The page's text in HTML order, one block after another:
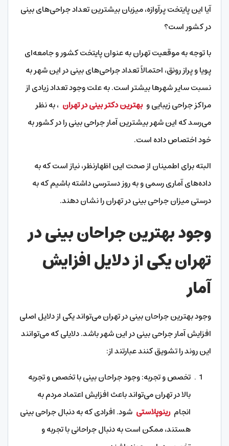
آیا این پایتخت پرآوازه، میزبان بیشترین تعداد جراحی‌های بینی
در کشور است؟
با توجه به موقعیت تهران به عنوان پایتخت کشور و جامعه‌ای
پویا و پراز رونق، احتمالاً تعداد جراحی‌های بینی در این شهر به
نسبت سایر شهرها بیشتر است. به علت وجود تعداد زیادی از
مراکز جراحی زیبایی وبهترین دکتر بینی در تهران ، به نظر
می‌رسد که این شهر بیشترین آمار جراحی بینی را در کشور به
خود اختصاص داده است.
البته برای اطمینان از صحت این اظهارنظر، نیاز است که به
داده‌های آماری رسمی و به روز دسترسی داشته باشیم که به
درستی میزان جراحی بینی در تهران را نشان دهند.
وجود بهترین جراحان بینی در
تهران یکی از دلایل افزایش
آمار
وجود بهترین جراحان بینی در تهران می‌تواند یکی از دلایل اصلی
افزایش آمار جراحی بینی در این شهر باشد. دلایلی که می‌توانند
این روند را تشویق کنند عبارتند از:
تخصص و تجربه: وجود جراحان بینی با تخصص و تجربه
بالا در تهران می‌تواند باعث افزایش اعتماد مردم به
انجامرینوپلاستی شود. افرادی که به دنبال جراحی بینی
هستند، ممکن است به دنبال جراحانی با تجربه و